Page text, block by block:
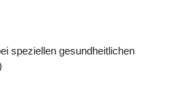
speziellen gesundheitlichen